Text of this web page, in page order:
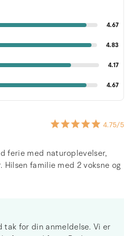
4.67
4.83
4.17
4.67
4.75/5
ferie med naturoplevelser,
Hilsen familie med 2 voksne og
tak for din anmeldelse. Vi er